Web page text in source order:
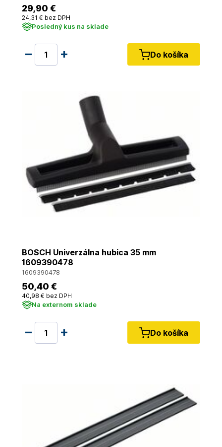
29,90 €
24,31 € bez DPH
Posledný kus na sklade
Do košíka
BOSCH Univerzálna hubica 35 mm
1609390478
1609390478
50,40 €
40,98 € bez DPH
Na externom sklade
Do košíka